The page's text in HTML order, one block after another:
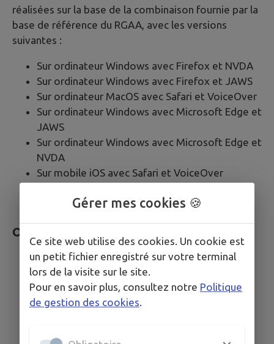
réalisées sur la base de la combinaison fournie par la
base de référence du RGAA, avec les versions
suivantes :
Sur ordinateur Windows avec Firefox et NVDA
Sur ordinateur Windows avec Firefox et JAWS
Sur ordinateur MacOS avec Safari et VoiceOver
Sur ordinateur Windows avec Microsoft Edge et
JAWS
Sur ordinateur Windows avec Microsoft Edge et
NVDA
Sur mobile iOS avec Safari et VoiceOver
Talkback
Outils pour évaluer l’accessibilité
Web Developer Toolbar
Colour Contrast Analyser
HeadingsMap
WCAG Contrast checker
Validateur HTML du W3C
Gérer mes cookies 🍪
Ce site web utilise des cookies. Un cookie est
un petit fichier enregistré sur votre terminal
lors de la visite sur le site.
Pour en savoir plus, consultez notre Politique
de gestion des cookies.